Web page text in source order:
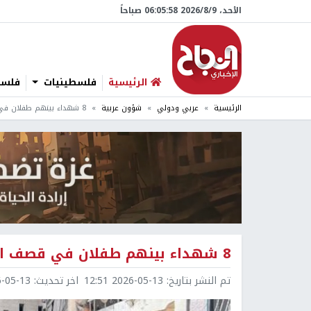
الأحد، 9/‏8/‏2026 06:05:59 صباحاً
الرئيسية فلسطينيات
الرئيسية عربي ودولي شؤون عربية 8 شهداء بينهم طفلان في قصف الاحتلال مناطق جنوب لبنان
8 شهداء بينهم طفلان في قصف الاحتلال مناطق جنوب لبنان
تم النشر بتاريخ: 2026-05-13 12:51 اخر تحديث: 13 12:54